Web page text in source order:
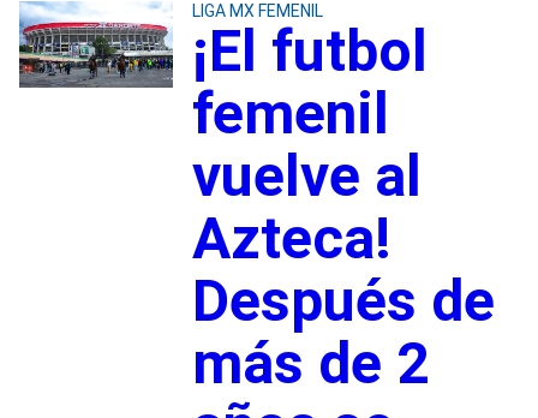
LIGA MX FEMENIL
¡El futbol
femenil
vuelve al
Azteca!
Después de
más de 2